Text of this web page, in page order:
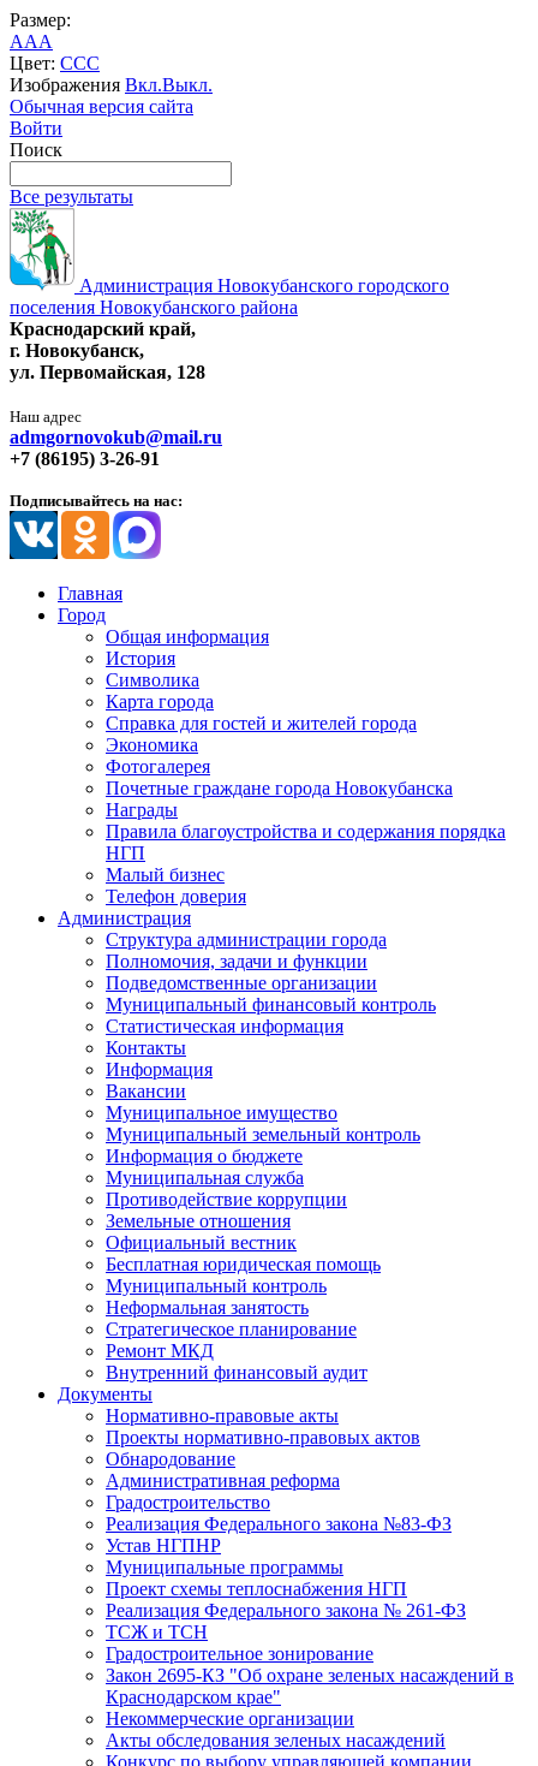
Размер:
AAA
Цвет: CCC
Изображения Вкл.Выкл.
Обычная версия сайта
Войти
Поиск
Все результаты
Администрация Новокубанского городского
поселения Новокубанского района
Краснодарский край,
г. Новокубанск,
ул. Первомайская, 128
Наш адрес
admgornovokub@mail.ru
+7 (86195) 3-26-91
Подписывайтесь на нас:
Главная
Город
Общая информация
История
Символика
Карта города
Справка для гостей и жителей города
Экономика
Фотогалерея
Почетные граждане города Новокубанска
Награды
Правила благоустройства и содержания порядка
НГП
Малый бизнес
Телефон доверия
Администрация
Структура администрации города
Полномочия, задачи и функции
Подведомственные организации
Муниципальный финансовый контроль
Статистическая информация
Контакты
Информация
Вакансии
Муниципальное имущество
Муниципальный земельный контроль
Информация о бюджете
Муниципальная служба
Противодействие коррупции
Земельные отношения
Официальный вестник
Бесплатная юридическая помощь
Муниципальный контроль
Неформальная занятость
Стратегическое планирование
Ремонт МКД
Внутренний финансовый аудит
Документы
Нормативно-правовые акты
Проекты нормативно-правовых актов
Обнародование
Административная реформа
Градостроительство
Реализация Федерального закона №83-ФЗ
Устав НГПНР
Муниципальные программы
Проект схемы теплоснабжения НГП
Реализация Федерального закона № 261-ФЗ
ТСЖ и ТСН
Градостроительное зонирование
Закон 2695-КЗ "Об охране зеленых насаждений в
Краснодарском крае"
Некоммерческие организации
Акты обследования зеленых насаждений
Конкурс по выбору управляющей компании